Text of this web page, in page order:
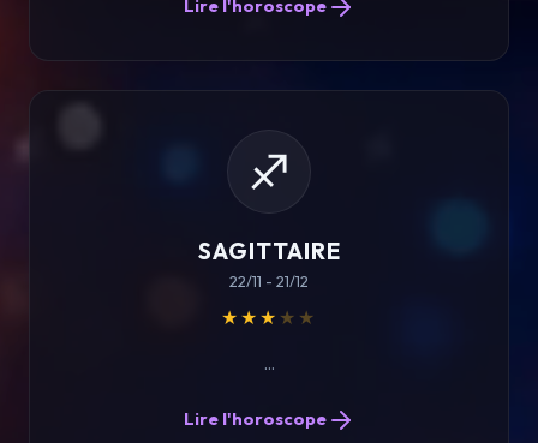
Lire l'horoscope
♐
SAGITTAIRE
22/11 - 21/12
★★★ ★★
...
Lire l'horoscope